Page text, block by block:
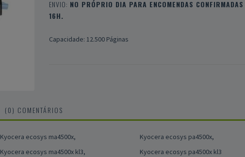
ENVIO: NO PRÓPRIO DIA PARA ENCOMENDAS
16H.
Capacidade: 12.500 Páginas
(0) COMENTÁRIOS
Kyocera ecosys ma4500x,
Kyocera ecosys ma4500x kl3,
Kyocera ecosys pa4500x,
Kyocera ecosys pa4500x kl3